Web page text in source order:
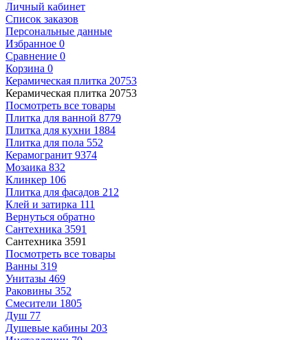
Личный кабинет
Список заказов
Персональные данные
Избранное 0
Сравнение 0
Корзина 0
Керамическая плитка 20753
Керамическая плитка 20753
Посмотреть все товары
Плитка для ванной 8779
Плитка для кухни 1884
Плитка для пола 552
Керамогранит 9374
Мозаика 832
Клинкер 106
Плитка для фасадов 212
Клей и затирка 111
Вернуться обратно
Сантехника 3591
Сантехника 3591
Посмотреть все товары
Ванны 319
Унитазы 469
Раковины 352
Смесители 1805
Душ 77
Душевые кабины 203